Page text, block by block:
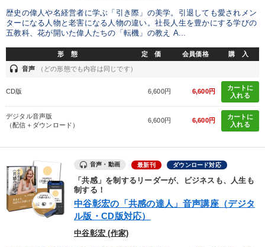
歴史の偉人や名経営者に学ぶ「引き際」の美学。引退しても愛されメン
ターになる人物と老害になる人物の違い。社長人生を豊かにする学びの
五教科、花が開いた偉人たちの「転機」の教え A...
形 態 定 価 会員価格 購 入
headset 音声 （どの形態でも内容は同じです）
CD版 6,600円 6,600円
カートに
入れる
デジタル音声版
（配信＋ダウンロード）
6,600円 6,600円
カートに
入れる
音声・動画 最新刊 ダウンロード対応
「共感」を制するリーダーが、ビジネスも、人生も
制する！
中谷彰宏の「共感の達人」音声講座（デジタ
ル版・CD版対応）
中谷彰宏 (作家)